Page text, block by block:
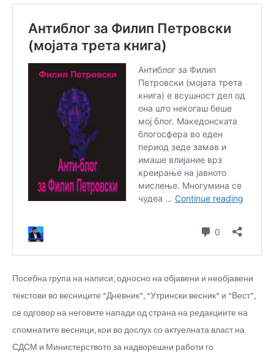
Посебна група на написи, односно на објавени и необјавени
текстови во весниците “Дневник”, “Утрински весник” и “Вест”,
се одговор на неговите напади од страна на редакциите на
спомнатите весници, кои во дослух со актуелната власт на
СДСМ и Министерството за надворешни работи го